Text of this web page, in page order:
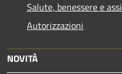
Salute, benessere e
Autorizzazioni
NOVITÀ